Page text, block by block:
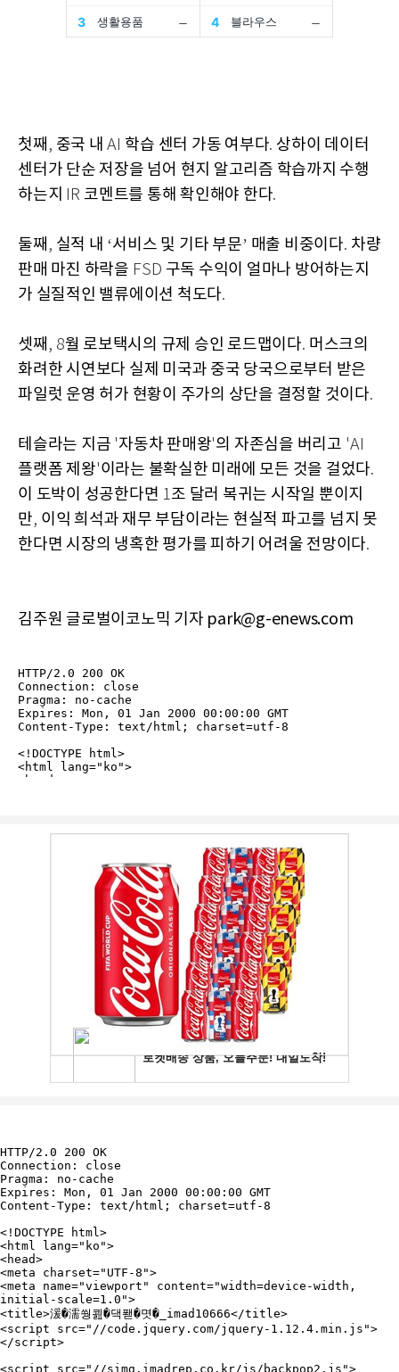
첫째 , 중국 내AI 학습 센터 가동 여부다. 상하이 데이터
센터가 단순 저장을 넘어 현지 알고리즘 학습까지 수행
하는지 IR 코멘트를 통해 확인해야 한다.
둘째 , 실적 내 ‘서비스 및 기타 부문’ 매출 비중이다. 차량
판매 마진 하락을 FSD 구독 수익이 얼마나 방어하는지
가 실질적인 밸류에이션 척도다.
셋째 , 8월 로보택시의 규제 승인 로드맵이다. 머스크의
화려한 시연보다 실제 미국과 중국 당국으로부터 받은
파일럿 운영 허가 현황이 주가의 상단을 결정할 것이다.
테슬라는 지금 '자동차 판매왕'의 자존심을 버리고 'AI
플랫폼 제왕'이라는 불확실한 미래에 모든 것을 걸었다.
이 도박이 성공한다면 1조 달러 복귀는 시작일 뿐이지
만, 이익 희석과 재무 부담이라는 현실적 파고를 넘지 못
한다면 시장의 냉혹한 평가를 피하기 어려울 전망이다.
김주원 글로벌이코노믹 기자 park@g-enews.com